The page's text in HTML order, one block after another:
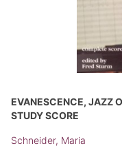
EVANESCENCE, JAZZ
STUDY SCORE
Schneider, Maria